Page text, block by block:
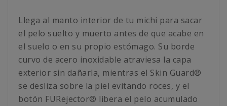
Llega al manto interior de tu michi para sacar
el pelo suelto y muerto antes de que acabe en
el suelo o en su propio estómago. Su borde
curvo de acero inoxidable atraviesa la capa
exterior sin dañarla, mientras el Skin Guard®
se desliza sobre la piel evitando roces, y el
botón FURejector® libera el pelo acumulado